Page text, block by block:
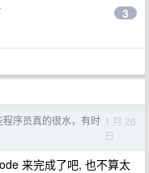
3
程序员真的很水，有时 1 月 26
日
来完成了吧, 也不算太